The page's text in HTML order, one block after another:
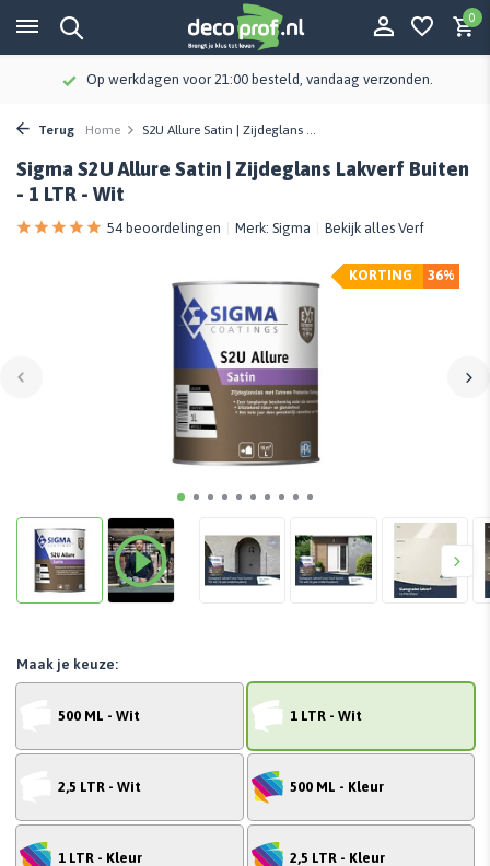
0
Klanten geven Decoprof een 9,3
Terug Home S2U Allure Satin | Zijdeglans ...
Sigma S2U Allure Satin | Zijdeglans Lakverf Buiten
- 1 LTR - Wit
54 beoordelingen Merk: Sigma Bekijk alles Verf
36%
KORTING
500 ML - Wit 1 LTR - Wit
2,5 LTR - Wit 500 ML - Kleur
1 LTR - Kleur 2,5 LTR - Kleur
Maak je keuze: